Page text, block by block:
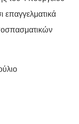
επαγγελματικά